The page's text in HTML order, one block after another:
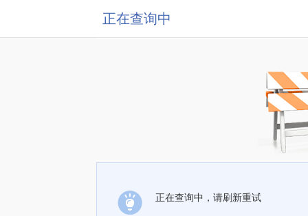
正在查询中
正在查询中，请刷新重试